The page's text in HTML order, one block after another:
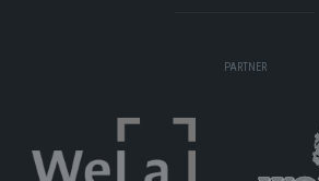
PARTNER